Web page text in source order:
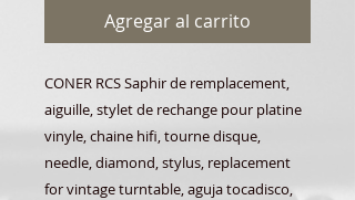
Agregar al carrito
CONER RCS Saphir de remplacement,
aiguille, stylet de rechange pour platine
vinyle, chaine hifi, tourne disque,
needle, diamond, stylus, replacement
for vintage turntable, aguja tocadisco,